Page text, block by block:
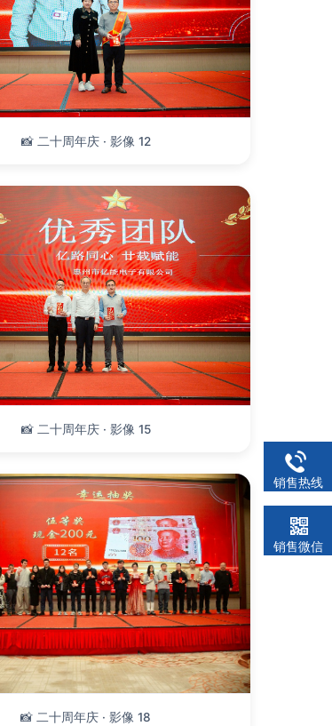
📸 二十周年庆 · 影像 12
📸 二十周年庆 · 影像 15
📸 二十周年庆 · 影像 18
销售热线
销售微信